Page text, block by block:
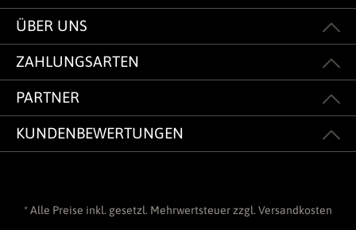
ÜBER UNS
ZAHLUNGSARTEN
PARTNER
KUNDENBEWERTUNGEN
* Alle Preise inkl. gesetzl. Mehrwertsteuer zzgl. Versandkosten